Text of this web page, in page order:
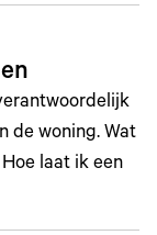
de woning. Wat
laat ik een